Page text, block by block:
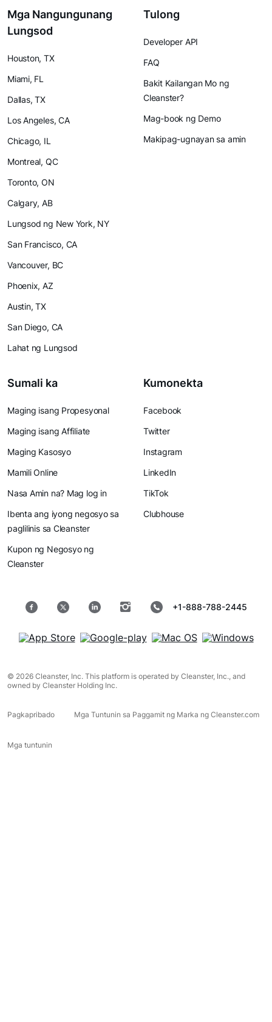
Mga Nangungunang
Lungsod
Houston, TX
Miami, FL
Dallas, TX
Los Angeles, CA
Chicago, IL
Montreal, QC
Toronto, ON
Calgary, AB
Lungsod ng New York, NY
San Francisco, CA
Vancouver, BC
Phoenix, AZ
Austin, TX
San Diego, CA
Lahat ng Lungsod
Tulong
Developer API
FAQ
Bakit Kailangan Mo ng
Cleanster?
Mag-book ng Demo
Makipag-ugnayan sa amin
Sumali ka
Maging isang Propesyonal
Maging isang Affiliate
Maging Kasosyo
Mamili Online
Nasa Amin na? Mag log in
Ibenta ang iyong negosyo sa
paglilinis sa Cleanster
Kupon ng Negosyo ng
Cleanster
Kumonekta
Facebook
Twitter
Instagram
LinkedIn
TikTok
Clubhouse
+1-888-788-2445
© 2026 Cleanster, Inc. This platform is operated by Cleanster, Inc., and
owned by Cleanster Holding Inc.
Pagkapribado Mga Tuntunin sa Paggamit ng Marka ng Cleanster.com
Mga tuntunin